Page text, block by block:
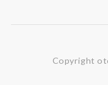
Copyright